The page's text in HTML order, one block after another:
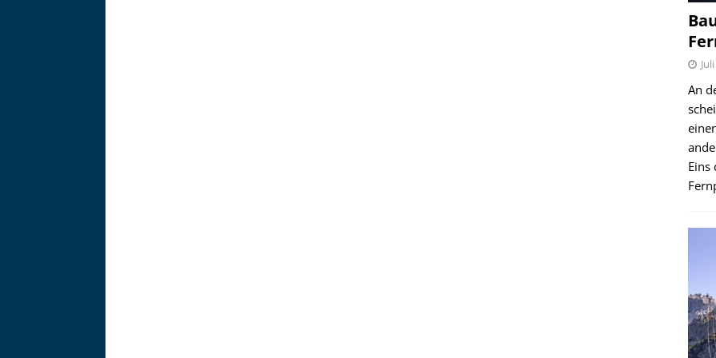
An
Eins